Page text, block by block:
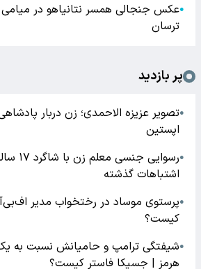
●عکس جنجالی همسر نتانیاهو در
ترسان
پر بازدید
●تصویر عزیزه الاحمدی؛ زن دربار
اپستین
●
رسوایی
اشتباهات گذشته
●پرستوی موساد در رختخواب مدیر
کیست؟
●شیفتگی ترامپ و حامیانش نسبت به یک
هرمز | جسیکا فاستر کیست؟